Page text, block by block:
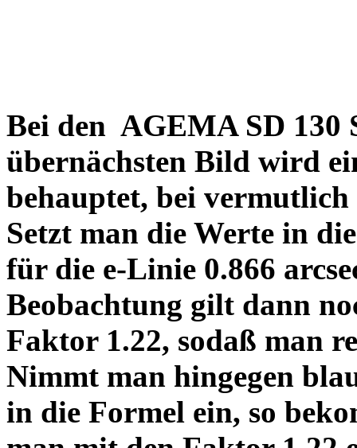
Bei den AGEMA SD 130
übernächsten Bild wird
behauptet, bei vermutlich
Setzt man die Werte in
für die e-Linie 0.866
Beobachtung gilt dann
Faktor 1.22, sodaß man
Nimmt man hingegen
in die Formel ein, so